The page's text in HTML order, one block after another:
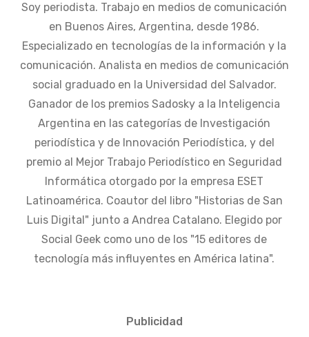
Soy periodista. Trabajo en medios de comunicación
en Buenos Aires, Argentina, desde 1986.
Especializado en tecnologías de la información y la
comunicación. Analista en medios de comunicación
social graduado en la Universidad del Salvador.
Ganador de los premios Sadosky a la Inteligencia
Argentina en las categorías de Investigación
periodística y de Innovación Periodística, y del
premio al Mejor Trabajo Periodístico en Seguridad
Informática otorgado por la empresa ESET
Latinoamérica. Coautor del libro "Historias de San
Luis Digital" junto a Andrea Catalano. Elegido por
Social Geek como uno de los "15 editores de
tecnología más influyentes en América latina".
Publicidad